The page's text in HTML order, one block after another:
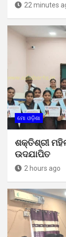
22 minutes
ମୋ ଓଡ଼ିଶା
ଶକ୍ତିଶ୍ରୀ
ଉଦଯାପିତ
2 hours ago